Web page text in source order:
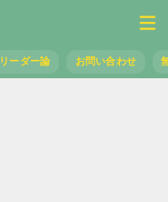
リーダー論 お問い合わせ